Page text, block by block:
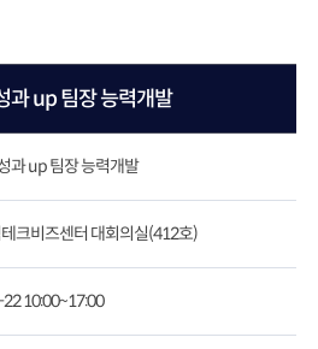
과 up 팀장 능력개발
과 up 팀장 능력개발
크비즈센터 대회의실(412호)
10:00~17:00